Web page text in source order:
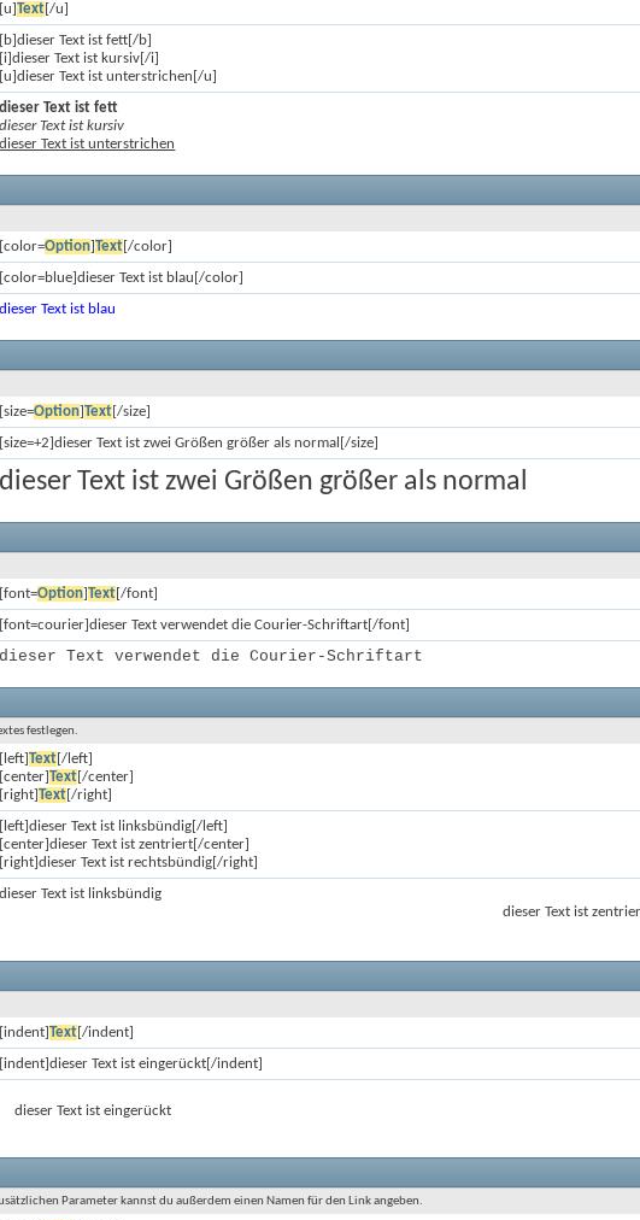
[u]Text[/u]
[b]dieser Text ist fett[/b]
[i]dieser Text ist kursiv[/i]
[u]dieser Text ist unterstrichen[/u]
dieser Text ist fett
dieser Text ist kursiv
dieser Text ist unterstrichen
[color=Option]Text[/color]
[color=blue]dieser Text ist blau[/color]
dieser Text ist blau
[size=Option]Text[/size]
[size=+2]dieser Text ist zwei Größen größer als normal[/size]
dieser Text ist zwei Größen größer als normal
[font=Option]Text[/font]
[font=courier]dieser Text verwendet die Courier-Schriftart[/font]
dieser Text verwendet die Courier-Schriftart
festlegen.
[left]Text[/left]
[center]Text[/center]
[right]Text[/right]
[left]dieser Text ist linksbündig[/left]
[center]dieser Text ist zentriert[/center]
[right]dieser Text ist rechtsbündig[/right]
dieser Text ist linksbündig
dieser Text ist
[indent]Text[/indent]
[indent]dieser Text ist eingerückt[/indent]
dieser Text ist eingerückt
Parameter kannst du außerdem einen Namen für den Link angeben.